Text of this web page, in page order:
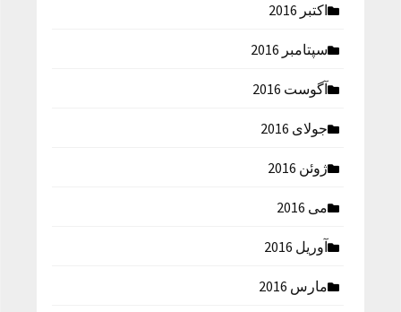
اکتبر 2016
سپتامبر 2016
آگوست 2016
جولای 2016
ژوئن 2016
می 2016
آوریل 2016
مارس 2016